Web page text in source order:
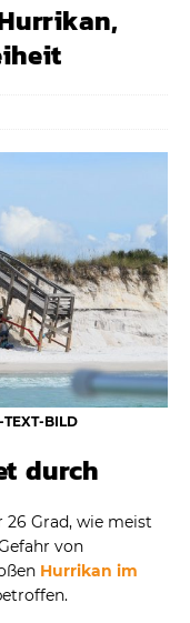
BILD
durch
Grad, wie meist
von
Hurrikan im